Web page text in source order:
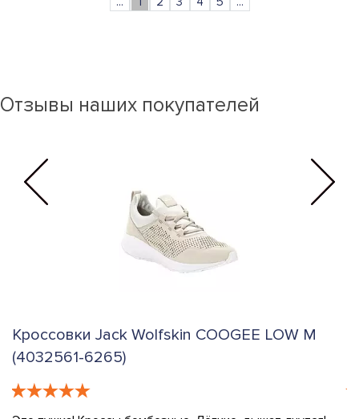
Отзывы наших покупателей
Кроссовки Jack Wolfskin ACTIVATE XT
TEXAPORE LOW W (4035181-5116)